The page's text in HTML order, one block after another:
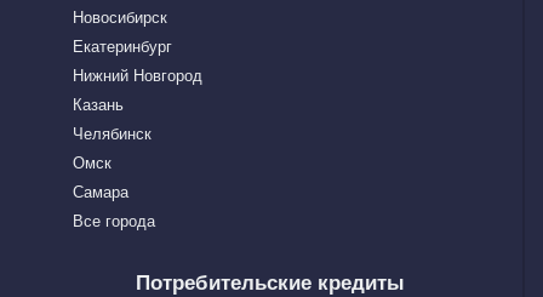
Новосибирск
Екатеринбург
Нижний Новгород
Казань
Челябинск
Омск
Самара
Все города
Потребительские кредиты